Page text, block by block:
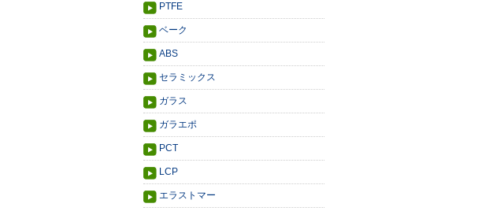
PTFE
ベーク
ABS
セラミックス
ガラス
ガラエポ
PCT
LCP
エラストマー